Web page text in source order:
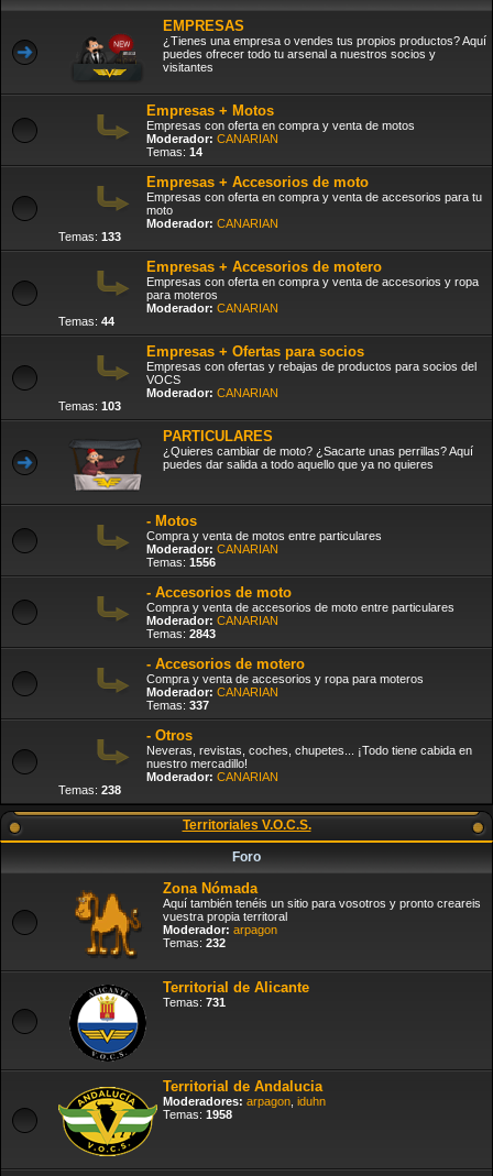
EMPRESAS
¿Tienes una empresa o vendes tus propios productos? Aquí
puedes ofrecer todo tu arsenal a nuestros socios y
visitantes
Empresas + Motos
Empresas con oferta en compra y venta de motos
Moderador: CANARIAN
Temas: 14
Empresas + Accesorios de moto
Empresas con oferta en compra y venta de accesorios para tu
moto
Moderador: CANARIAN
Temas: 133
Empresas + Accesorios de motero
Empresas con oferta en compra y venta de accesorios y ropa
para moteros
Moderador: CANARIAN
Temas: 44
Empresas + Ofertas para socios
Empresas con ofertas y rebajas de productos para socios del
VOCS
Moderador: CANARIAN
Temas: 103
PARTICULARES
¿Quieres cambiar de moto? ¿Sacarte unas perrillas? Aquí
puedes dar salida a todo aquello que ya no quieres
- Motos
Compra y venta de motos entre particulares
Moderador: CANARIAN
Temas: 1556
- Accesorios de moto
Compra y venta de accesorios de moto entre particulares
Moderador: CANARIAN
Temas: 2843
- Accesorios de motero
Compra y venta de accesorios y ropa para moteros
Moderador: CANARIAN
Temas: 337
- Otros
Neveras, revistas, coches, chupetes... ¡Todo tiene cabida en
nuestro mercadillo!
Moderador: CANARIAN
Temas: 238
Territoriales V.O.C.S.
Foro
Zona Nómada
Aquí también tenéis un sitio para vosotros y pronto creareis
vuestra propia territoral
Moderador: arpagon
Temas: 232
Territorial de Alicante
Temas: 731
Territorial de Andalucia
Moderadores: arpagon iduhn
Temas: 1958